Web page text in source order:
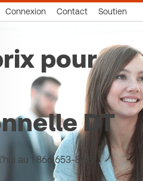
Connexion Contact Soutien
pour
DT
au 1 866 653-8629